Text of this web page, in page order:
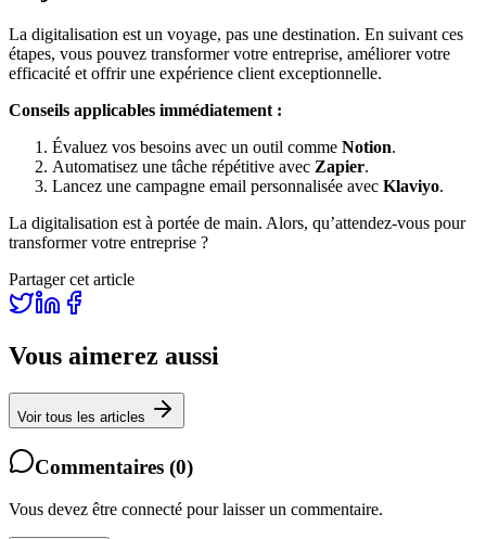
La digitalisation est un voyage, pas une destination. En suivant ces
étapes, vous pouvez transformer votre entreprise, améliorer votre
efficacité et offrir une expérience client exceptionnelle.
Conseils applicables immédiatement :
Évaluez vos besoins avec un outil comme Notion.
Automatisez une tâche répétitive avec Zapier.
Lancez une campagne email personnalisée avec Klaviyo.
La digitalisation est à portée de main. Alors, qu’attendez-vous pour
transformer votre entreprise ?
Partager cet article
Vous aimerez aussi
Voir tous les articles
Commentaires (0)
Vous devez être connecté pour laisser un commentaire.